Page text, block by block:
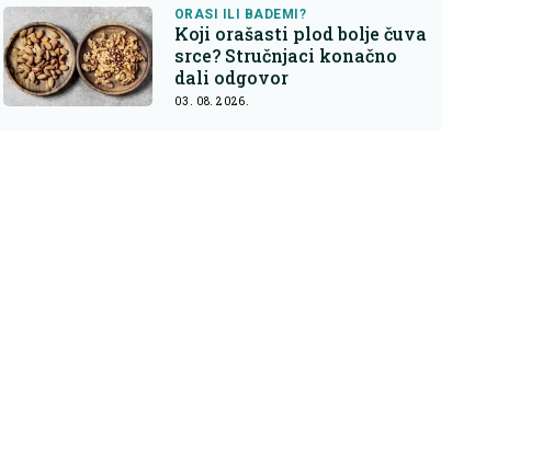
ORASI ILI BADEMI?
Koji orašasti plod bolje čuva
srce? Stručnjaci konačno
dali odgovor
03. 08. 2026.